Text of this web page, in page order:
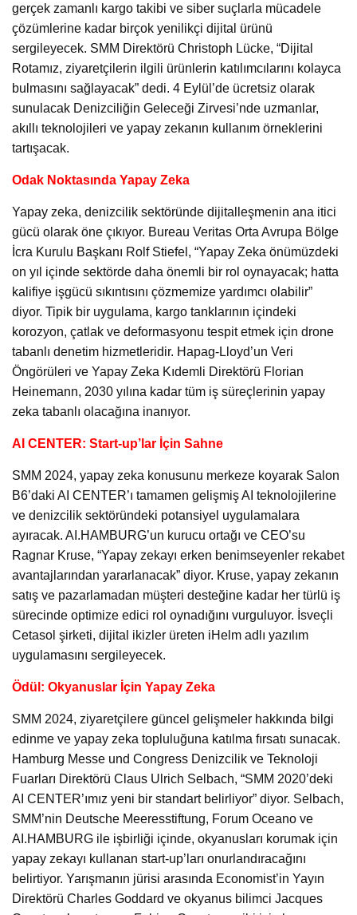
gerçek zamanlı kargo takibi ve siber suçlarla mücadele
çözümlerine kadar birçok yenilikçi dijital ürünü
sergileyecek. SMM Direktörü Christoph Lücke, “Dijital
Rotamız, ziyaretçilerin ilgili ürünlerin katılımcılarını kolayca
bulmasını sağlayacak” dedi. 4 Eylül’de ücretsiz olarak
sunulacak Denizciliğin Geleceği Zirvesi’nde uzmanlar,
akıllı teknolojileri ve yapay zekanın kullanım örneklerini
tartışacak.
Odak Noktasında Yapay Zeka
Yapay zeka, denizcilik sektöründe dijitalleşmenin ana itici
gücü olarak öne çıkıyor. Bureau Veritas Orta Avrupa Bölge
İcra Kurulu Başkanı Rolf Stiefel, “Yapay Zeka önümüzdeki
on yıl içinde sektörde daha önemli bir rol oynayacak; hatta
kalifiye işgücü sıkıntısını çözmemize yardımcı olabilir”
diyor. Tipik bir uygulama, kargo tanklarının içindeki
korozyon, çatlak ve deformasyonu tespit etmek için drone
tabanlı denetim hizmetleridir. Hapag-Lloyd’un Veri
Öngörüleri ve Yapay Zeka Kıdemli Direktörü Florian
Heinemann, 2030 yılına kadar tüm iş süreçlerinin yapay
zeka tabanlı olacağına inanıyor.
AI CENTER: Start-up’lar İçin Sahne
SMM 2024, yapay zeka konusunu merkeze koyarak Salon
B6’daki AI CENTER’ı tamamen gelişmiş AI teknolojilerine
ve denizcilik sektöründeki potansiyel uygulamalara
ayıracak. AI.HAMBURG’un kurucu ortağı ve CEO’su
Ragnar Kruse, “Yapay zekayı erken benimseyenler rekabet
avantajlarından yararlanacak” diyor. Kruse, yapay zekanın
satış ve pazarlamadan müşteri desteğine kadar her türlü iş
sürecinde optimize edici rol oynadığını vurguluyor. İsveçli
Cetasol şirketi, dijital ikizler üreten iHelm adlı yazılım
uygulamasını sergileyecek.
Ödül: Okyanuslar İçin Yapay Zeka
SMM 2024, ziyaretçilere güncel gelişmeler hakkında bilgi
edinme ve yapay zeka topluluğuna katılma fırsatı sunacak.
Hamburg Messe und Congress Denizcilik ve Teknoloji
Fuarları Direktörü Claus Ulrich Selbach, “SMM 2020’deki
AI CENTER’ımız yeni bir standart belirliyor” diyor. Selbach,
SMM’nin Deutsche Meeresstiftung, Forum Oceano ve
AI.HAMBURG ile işbirliği içinde, okyanusları korumak için
yapay zekayı kullanan start-up’ları onurlandıracağını
belirtiyor. Yarışmanın jürisi arasında Economist’in Yayın
Direktörü Charles Goddard ve okyanus bilimci Jacques